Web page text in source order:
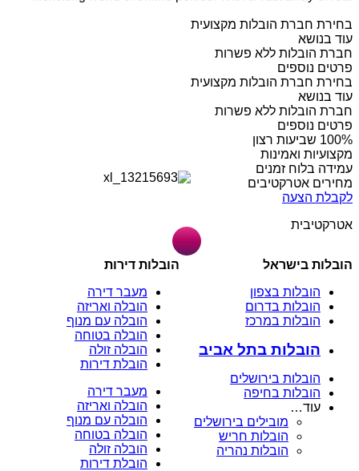
בחירת חברת הובלות מקצועית
עוד בנושא
חברת הובלות ללא פשרות
פרטים נוספים
בחירת חברת הובלות מקצועית
עוד בנושא
חברת הובלות ללא פשרות
פרטים נוספים
מקצועיות ואמינות
עמידה בלוח זמנים
מחירים אטרקטיבים
לקבלת הצעה
אטרקטיבית
הובלות בישראל
הובלות בצפון
הובלות בדרום
הובלות במרכז
הובלות בתל אביב
הובלות בירושלים
הובלות בחיפה
עוד…
מובילים בירושלים
הובלות חריש
הובלות נהריה
הובלות דירות
מעבר דירה
הובלה ואריזה
הובלה עם מנוף
הובלה בטוחה
הובלה זולה
הובלת דירות
מעבר דירה
הובלה ואריזה
הובלה עם מנוף
הובלה בטוחה
הובלה זולה
הובלת דירות